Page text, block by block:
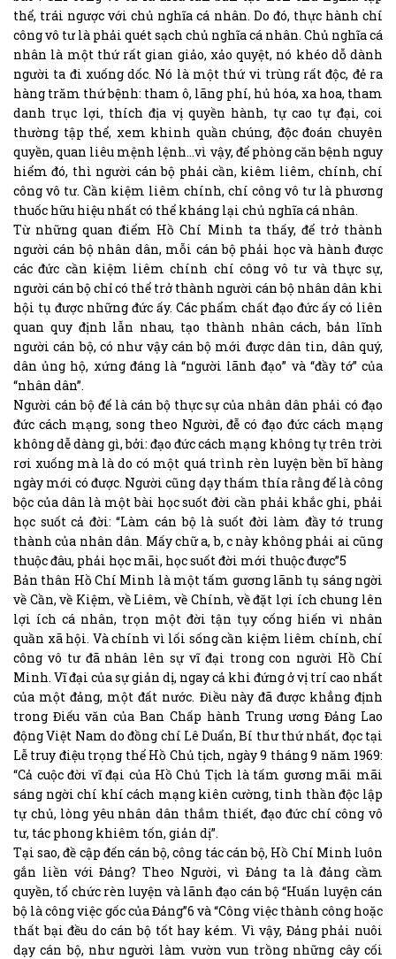
thể, trái ngược với chủ nghĩa cá nhân. Do đó, thực hành chí
công vô tư là phải quét sạch chủ nghĩa cá nhân. Chủ nghĩa cá
nhân là một thứ rất gian giảo, xảo quyệt, nó khéo dỗ dành
người ta đi xuống dốc. Nó là một thứ vi trùng rất độc, đẻ ra
hàng trăm thứ bệnh: tham ô, lãng phí, hủ hóa, xa hoa, tham
danh trục lợi, thích địa vị quyền hành, tự cao tự đại, coi
thường tập thể, xem khinh quần chúng, độc đoán chuyên
quyền, quan liêu mệnh lệnh…vì vậy, để phòng căn bệnh nguy
hiểm đó, thì người cán bộ phải cần, kiêm liêm, chính, chí
công vô tư. Cần kiệm liêm chính, chí công vô tư là phương
thuốc hữu hiệu nhất có thể kháng lại chủ nghĩa cá nhân.
Từ những quan điểm Hồ Chí Minh ta thấy, để trở thành
người cán bộ nhân dân, mỗi cán bộ phải học và hành được
các đức cần kiệm liêm chính chí công vô tư và thực sự,
người cán bộ chỉ có thể trở thành người cán bộ nhân dân khi
hội tụ được những đức ấy. Các phẩm chất đạo đức ấy có liên
quan quy định lẫn nhau, tạo thành nhân cách, bản lĩnh
người cán bộ, có như vậy cán bộ mới được dân tin, dân quý,
dân ủng hộ, xứng đáng là “người lãnh đạo” và “đầy tớ” của
“nhân dân”.
Người cán bộ để là cán bộ thực sự của nhân dân phải có đạo
đức cách mạng, song theo Người, đễ có đạo đức cách mạng
không dễ dàng gì, bởi: đạo đức cách mạng không tự trên trời
rơi xuống mà là do có một quá trình rèn luyện bền bĩ hàng
ngày mới có được. Người cũng dạy thấm thía rằng để là công
bộc của dân là một bài học suốt đời cần phải khắc ghi, phải
học suốt cả đời: “Làm cán bộ là suốt đời làm đầy tớ trung
thành của nhân dân. Mấy chữ a, b, c này không phải ai cũng
thuộc đâu, phải học mãi, học suốt đời mới thuộc được”5
Bản thân Hồ Chí Minh là một tấm gương lãnh tụ sáng ngời
về Cần, về Kiệm, về Liêm, về Chính, về đặt lợi ích chung lên
lợi ích cá nhân, trọn một đời tận tụy cống hiến vì nhân
quần xã hội. Và chính vì lối sống cần kiệm liêm chính, chí
công vô tư đã nhân lên sự vĩ đại trong con người Hồ Chí
Minh. Vĩ đại của sự giản dị, ngay cả khi đứng ở vị trí cao nhất
của một đảng, một đất nước. Điều này đã được khẳng định
trong Điếu văn của Ban Chấp hành Trung ương Đảng Lao
động Việt Nam do đồng chí Lê Duẩn, Bí thư thứ nhất, đọc tại
Lễ truy điệu trọng thể Hồ Chủ tịch, ngày 9 tháng 9 năm 1969:
“Cả cuộc đời vĩ đại của Hồ Chủ Tịch là tấm gương mãi mãi
sáng ngời chí khí cách mạng kiên cường, tinh thần độc lập
tự chủ, lòng yêu nhân dân thắm thiết, đạo đức chí công vô
tư, tác phong khiêm tốn, giản dị”.
Tại sao, đề cập đến cán bộ, công tác cán bộ, Hồ Chí Minh luôn
gắn liền với Đảng? Theo Người, vì Đảng ta là đảng cầm
quyền, tổ chức rèn luyện và lãnh đạo cán bộ “Huấn luyện cán
bộ là công việc gốc của Đảng”6 và “Công việc thành công hoặc
thất bại đều do cán bộ tốt hay kém. Vì vậy, Đảng phải nuôi
dạy cán bộ, như người làm vườn vun trồng những cây cối